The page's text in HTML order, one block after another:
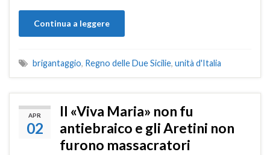
Continua a leggere
brigantaggio, Regno delle Due Sicilie, unità d'Italia
APR
02
Il «Viva Maria» non fu
antiebraico e gli Aretini non
furono massacratori